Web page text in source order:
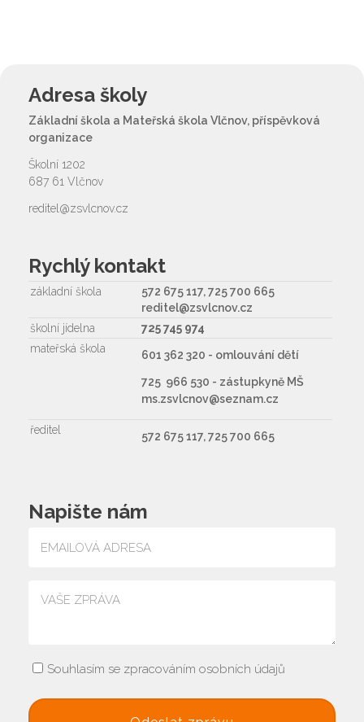
Adresa školy
Základní škola a Mateřská škola Vlčnov, příspěvková
organizace
Školní 1202
687 61 Vlčnov
reditel@zsvlcnov.cz
Rychlý kontakt
základní škola
572 675 117, 725 700 665
reditel@zsvlcnov.cz
školní jídelna
725 745 974
mateřská škola
601 362 320 - omlouvání dětí
725 966 530 - zástupkyně MŠ
ms.zsvlcnov@seznam.cz
ředitel 572 675 117, 725 700 665
Napište nám
Souhlasím se zpracováním osobních údajů